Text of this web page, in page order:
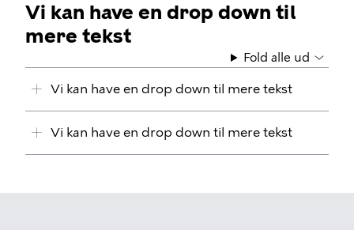
Vi kan have en drop down til
mere tekst
Fold alle ud
Vi kan have en drop down til mere tekst
Vi kan have en drop down til mere tekst